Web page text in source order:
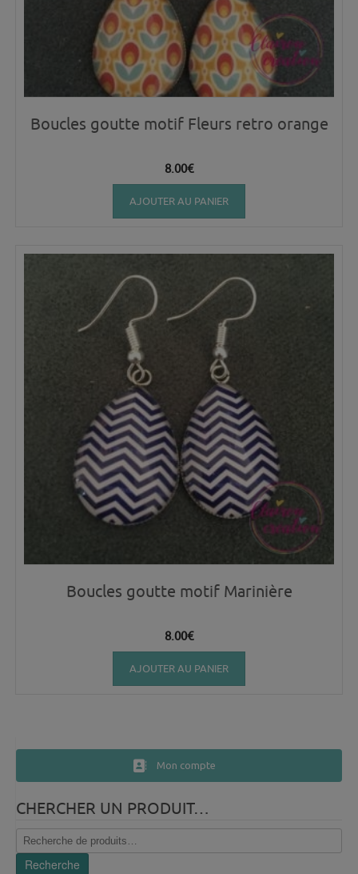
Boucles goutte motif Fleurs retro orange
8.00€
AJOUTER AU PANIER
Boucles goutte motif Marinière
8.00€
AJOUTER AU PANIER
Mon compte
CHERCHER UN PRODUIT…
Recherche
pour :
Recherche